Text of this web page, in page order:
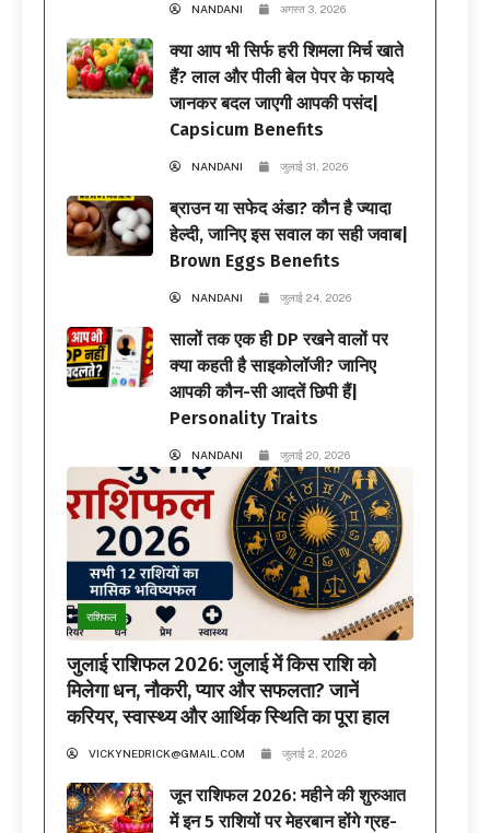
NANDANI अगस्त 3, 2026
क्या आप भी सिर्फ हरी शिमला मिर्च खाते
हैं? लाल और पीली बेल पेपर के फायदे
जानकर बदल जाएगी आपकी पसंद|
Capsicum Benefits
NANDANI जुलाई 31, 2026
ब्राउन या सफेद अंडा? कौन है ज्यादा
हेल्दी, जानिए इस सवाल का सही जवाब|
Brown Eggs Benefits
NANDANI जुलाई 24, 2026
सालों तक एक ही DP रखने वालों पर
क्या कहती है साइकोलॉजी? जानिए
आपकी कौन-सी आदतें छिपी हैं|
Personality Traits
NANDANI जुलाई 20, 2026
राशिफल
जुलाई राशिफल 2026: जुलाई में किस राशि को
मिलेगा धन, नौकरी, प्यार और सफलता? जानें
करियर, स्वास्थ्य और आर्थिक स्थिति का पूरा हाल
VICKYNEDRICK@GMAIL.COM जुलाई 2, 2026
जून राशिफल 2026: महीने की शुरुआत
में इन 5 राशियों पर मेहरबान होंगे ग्रह-